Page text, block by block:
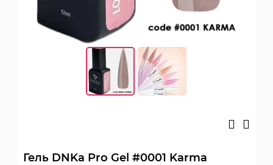
Гель DNKa Pro Gel #0001 Karma